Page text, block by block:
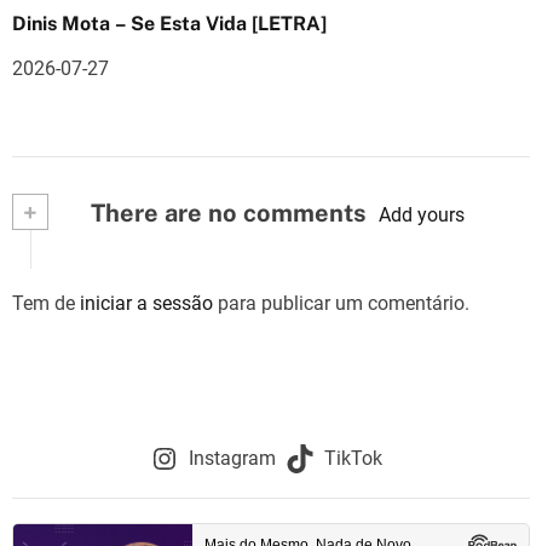
Dinis Mota – Se Esta Vida [LETRA]
2026-07-27
+ There are no comments Add yours
Tem de iniciar a sessão para publicar um comentário.
Instagram TikTok